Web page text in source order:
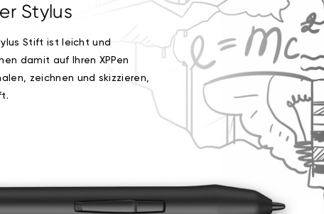
Stylus
Stift ist leicht und
damit auf Ihren XPPen
zeichnen und skizzieren,